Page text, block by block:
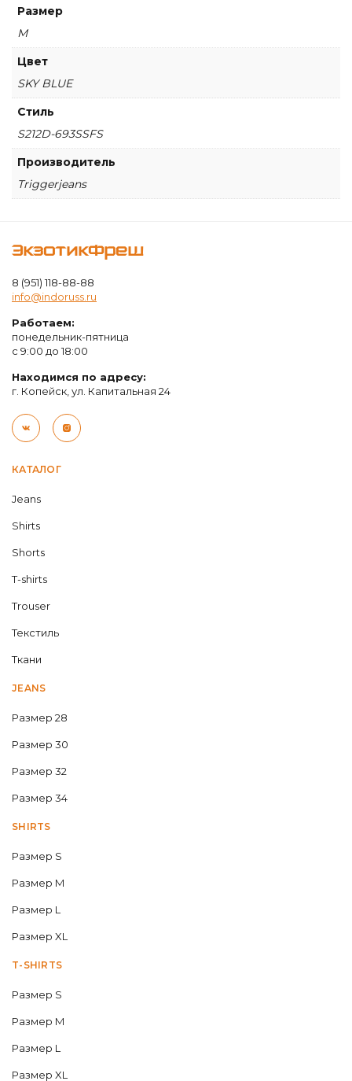
Sky
Full
Sleeves
Размер
M
Цвет
SKY BLUE
Стиль
S212D-693SSFS
Производитель
Triggerjeans
КАТАЛОГ
Jeans
Shirts
Shorts
T-shirts
Trouser
Текстиль
Ткани
JEANS
Размер 28
Размер 30
Размер 32
Размер 34
SHIRTS
Размер S
Размер M
Размер L
Размер XL
T-SHIRTS
Размер S
Размер M
Размер L
Размер XL
ЭкзотикФреш
8 (951) 118-88-88
info@indoruss.ru
Работаем:
понедельник-пятница
с 9:00 до 18:00
Находимся по адресу:
г. Копейск, ул. Капитальная 24